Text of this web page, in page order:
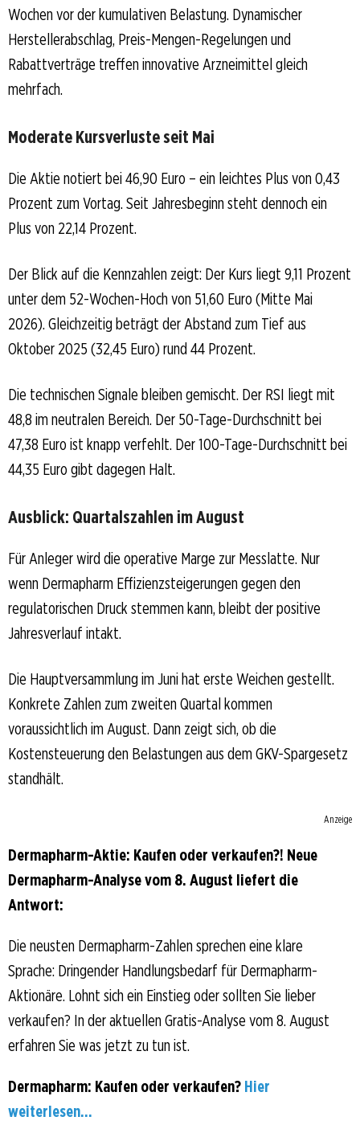
Wochen vor der kumulativen Belastung. Dynamischer
Herstellerabschlag, Preis-Mengen-Regelungen und
Rabattverträge treffen innovative Arzneimittel gleich
mehrfach.
Moderate Kursverluste seit Mai
Die Aktie notiert bei 46,90 Euro – ein leichtes Plus von 0,43
Prozent zum Vortag. Seit Jahresbeginn steht dennoch ein
Plus von 22,14 Prozent.
Der Blick auf die Kennzahlen zeigt: Der Kurs liegt 9,11 Prozent
unter dem 52-Wochen-Hoch von 51,60 Euro (Mitte Mai
2026). Gleichzeitig beträgt der Abstand zum Tief aus
Oktober 2025 (32,45 Euro) rund 44 Prozent.
Die technischen Signale bleiben gemischt. Der RSI liegt mit
48,8 im neutralen Bereich. Der 50-Tage-Durchschnitt bei
47,38 Euro ist knapp verfehlt. Der 100-Tage-Durchschnitt bei
44,35 Euro gibt dagegen Halt.
Ausblick: Quartalszahlen im August
Für Anleger wird die operative Marge zur Messlatte. Nur
wenn Dermapharm Effizienzsteigerungen gegen den
regulatorischen Druck stemmen kann, bleibt der positive
Jahresverlauf intakt.
Die Hauptversammlung im Juni hat erste Weichen gestellt.
Konkrete Zahlen zum zweiten Quartal kommen
voraussichtlich im August. Dann zeigt sich, ob die
Kostensteuerung den Belastungen aus dem GKV-Spargesetz
standhält.
Anzeige
Dermapharm-Aktie: Kaufen oder verkaufen?! Neue
Dermapharm-Analyse vom 8. August liefert die
Antwort:
Die neusten Dermapharm-Zahlen sprechen eine klare
Sprache: Dringender Handlungsbedarf für Dermapharm-
Aktionäre. Lohnt sich ein Einstieg oder sollten Sie lieber
verkaufen? In der aktuellen Gratis-Analyse vom 8. August
erfahren Sie was jetzt zu tun ist.
Dermapharm: Kaufen oder verkaufen? Hier
weiterlesen...